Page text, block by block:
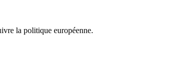
la politique européenne.